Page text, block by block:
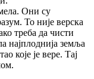
Они су
То није верска
треба да чисти
најплоднија земља
које је вере. Тај